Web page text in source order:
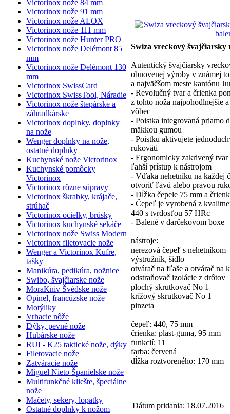
Victorinox nože 84 mm
Victorinox nože 91 mm
Victorinox nože ALOX
Victorinox nože 111 mm
Victorinox nože Hunter PRO
Victorinox nože Delémont 85
mm
Victorinox nože Delémont 130
mm
Victorinox SwissCard
Victorinox SwissTool, Náradie
Victorinox nože štepárske a
záhradkárske
Victorinox doplnky, doplnky
na nože
Wenger doplnky na nože,
ostatné doplnky
Kuchynské nože Victorinox
Kuchynské pomôcky
Victorinox
Victorinox rôzne súpravy
Victorinox škrabky, krájače,
strúhač
Victorinox ocielky, brúsky
Victorinox kuchynské sekáče
Victorinox nože Swiss Modern
Victorinox filetovacie nože
Wenger a Victorinox Kufre,
tašky
Manikúra, pedikúra, nožnice
Swibo, švajčiarske nože
MoraKniv Švédske nože
Opinel, francúzske nože
Motýliky
Vrhacie nôže
Dýky, pevné nože
Hubárske nože
RUI - K25 taktické nože, dýky
Filetovacie nože
Zatváracie nože
Miguel Nieto Španielske nože
Multifunkčné kliešte, špeciálne
nože
Mačety, sekery, lopatky
Ostatné doplnky k nožom
Swiza vreckový švajčiarsky
Autentický švajčiarsky
obnovenej výroby v známej
a najväčšom meste kantónu
- Revolučný tvar a črienka
z tohto noža najpohodlnejšie
vôbec
- Poistka integrovaná priamo
mäkkou gumou
- Poistku aktivujete
rukoväti
- Ergonomicky zakrivený tvar
ľahší prístup k nástrojom
- Vďaka nehetníku na každej
otvoriť ľavú alebo pravou
- Dĺžka čepele 75 mm a
- Čepeľ je vyrobená z
440 s tvrdosťou 57 HRc
- Balené v darčekovom boxe
nástroje:
nerezová čepeľ s nehetníkom
výstružník, šidlo
otvárač na fľaše a otvárač na
odstraňovač izolácie z drôtov
plochý skrutkovač No 1
krížový skrutkovač No 1
pinzeta
čepeľ: 440, 75 mm
črienka: plast-guma, 95 mm
funkcií: 11
farba: červená
dĺžka roztvoreného: 170 mm
Dátum pridania: 18.07.2016